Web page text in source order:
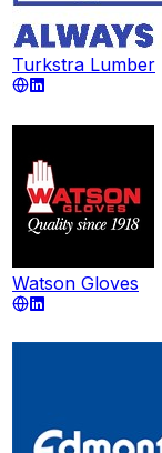
Turkstra Lumber
Watson Gloves